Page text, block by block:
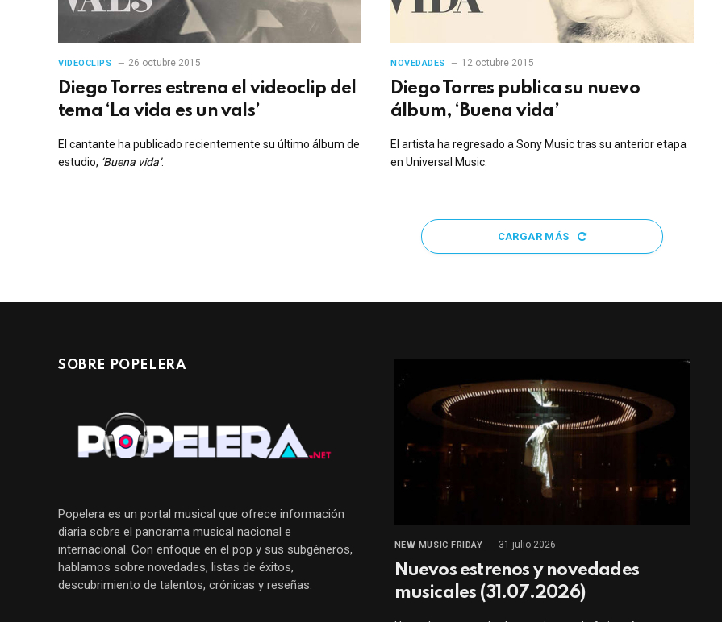
VIDEOCLIPS 26 octubre 2015
Diego Torres estrena el videoclip del
tema ‘La vida es un vals’
El cantante ha publicado recientemente su último álbum de
estudio, ‘Buena vida’.
NOVEDADES 12 octubre 2015
Diego Torres publica su nuevo
álbum, ‘Buena vida’
El artista ha regresado a Sony Music tras su anterior etapa
en Universal Music.
CARGAR MÁS
SOBRE POPELERA
Popelera es un portal musical que ofrece información
diaria sobre el panorama musical nacional e
internacional. Con enfoque en el pop y sus subgéneros,
hablamos sobre novedades, listas de éxitos,
descubrimiento de talentos, crónicas y reseñas.
NEW MUSIC FRIDAY 31 julio 2026
Nuevos estrenos y novedades
musicales (31.07.2026)